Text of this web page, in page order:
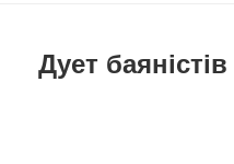
Дует баяністів